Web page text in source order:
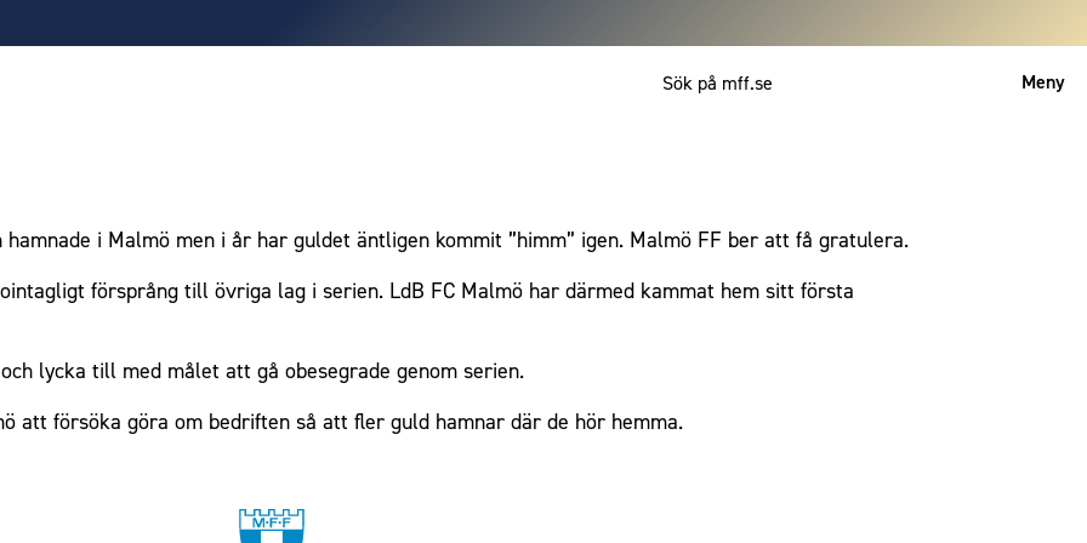
Meny
i Malmö men i år har guldet äntligen kommit ”himm” igen. Malmö FF ber att få gratulera.
försprång till övriga lag i serien. LdB FC Malmö har därmed kammat hem sitt första
lycka till med målet att gå obesegrade genom serien.
att försöka göra om bedriften så att fler guld hamnar där de hör hemma.